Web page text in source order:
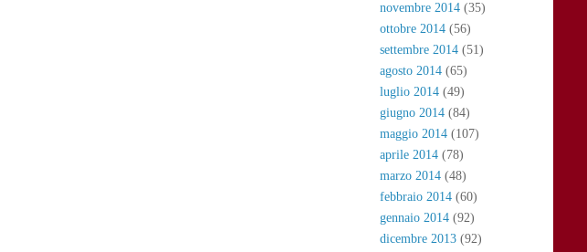
novembre 2014 (35)
ottobre 2014 (56)
settembre 2014 (51)
agosto 2014 (65)
luglio 2014 (49)
giugno 2014 (84)
maggio 2014 (107)
aprile 2014 (78)
marzo 2014 (48)
febbraio 2014 (60)
gennaio 2014 (92)
dicembre 2013 (92)